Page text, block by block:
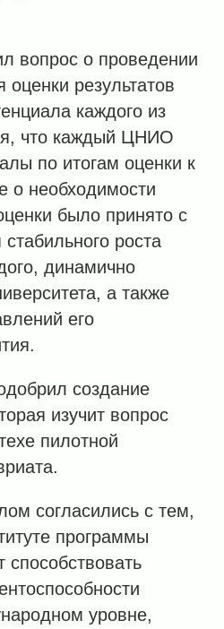
вопрос о проведении
результатов
каждого из
что каждый ЦНИО
по итогам оценки к
о необходимости
было принято с
роста
динамично
а также
его
создание
изучит вопрос
пилотной
согласились с тем,
программы
способствовать
уровне,